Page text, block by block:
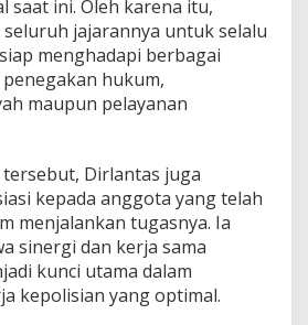
p
l
i
n
d
e
l
a
a
n
a
saat ini. Oleh karena itu,
jajarannya untuk selalu
menghadapi berbagai
hukum,
maupun pelayanan
Dirlantas juga
kepada anggota yang telah
menjalankan tugasnya. Ia
sinergi dan kerja sama
kunci utama dalam
kepolisian yang optimal.